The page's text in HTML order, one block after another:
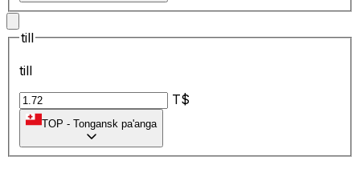
till
till
T$
TOP - Tongansk pa'anga